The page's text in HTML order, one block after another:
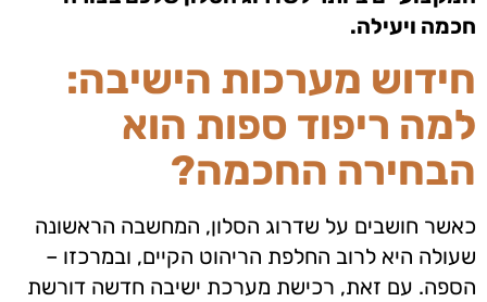
חכמה ויעילה.
חידוש מערכות הישיבה:
למה ריפוד ספות הוא
הבחירה החכמה?
כאשר חושבים על שדרוג הסלון, המחשבה הראשונה
שעולה היא לרוב החלפת הריהוט הקיים, ובמרכזו –
הספה. עם זאת, רכישת מערכת ישיבה חדשה דורשת